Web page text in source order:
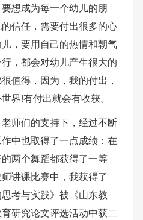
想成为每一个幼儿的朋
信任，需要付出很多的心
，要用自己的热情和朝气
，都会对幼儿产生很大的
值得，因为，我的付出，
界!有付出就会有收获。
师们的支持下，经过不断
中也取得了一点成绩：在
两个舞蹈都获得了一等
讲课比赛中，我获得了
考与实践》被《山东教
研究论文评选活动中获二